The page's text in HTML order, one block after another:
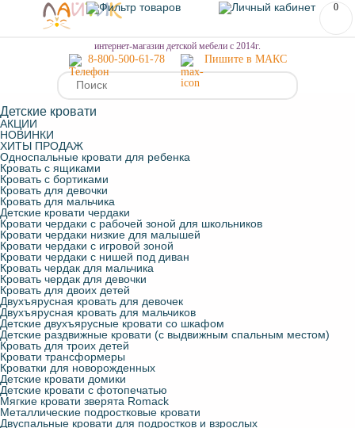
МЕНЮ
0
интернет-магазин детской мебели с 2014г.
8-800-500-61-78 Пишите в МАКС
Детские кровати
АКЦИИ
НОВИНКИ
ХИТЫ ПРОДАЖ
Односпальные кровати для ребенка
Кровать с ящиками
Кровать с бортиками
Кровать для девочки
Кровать для мальчика
Детские кровати чердаки
Кровати чердаки с рабочей зоной для школьников
Кровати чердаки низкие для малышей
Кровати чердаки с игровой зоной
Кровати чердаки с нишей под диван
Кровать чердак для мальчика
Кровать чердак для девочки
Кровать для двоих детей
Двухъярусная кровать для девочек
Двухъярусная кровать для мальчиков
Детские двухъярусные кровати со шкафом
Детские раздвижные кровати (с выдвижным спальным местом)
Кровать для троих детей
Кровати трансформеры
Кроватки для новорожденных
Детские кровати домики
Детские кровати с фотопечатью
Мягкие кровати зверята Romack
Металлические подростковые кровати
Двуспальные кровати для подростков и взрослых